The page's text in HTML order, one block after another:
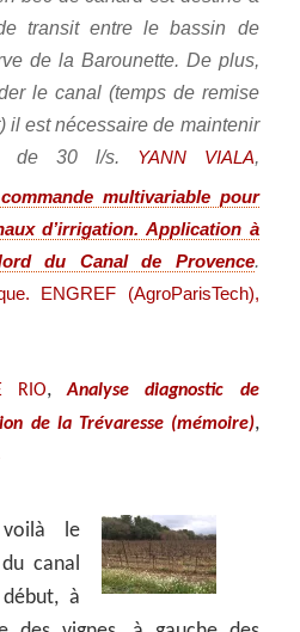
transit entre le bassin de
de la Barounette. De plus,
le canal (temps de remise
il est nécessaire de maintenir
de 30 l/s.
YANN VIALA,
multivariable pour
d’irrigation. Application à
du Canal de Provence.
ENGREF (AgroParisTech),
RIO,Analyse diagnostic de
de la Trévaresse (mémoire),
le
canal
à